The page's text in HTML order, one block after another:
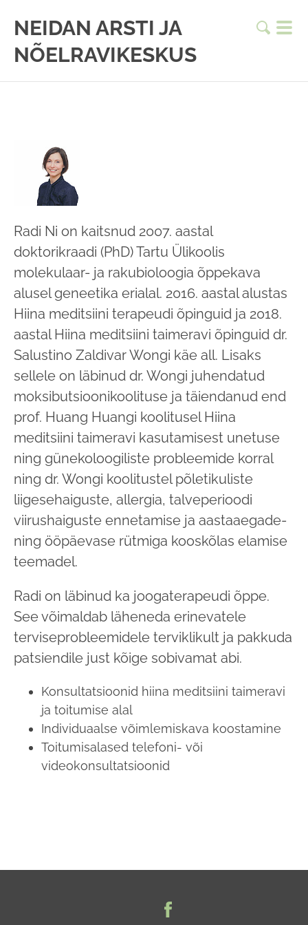
NEIDAN ARSTI JA
NÕELRAVIKESKUS
Radi Ni on kaitsnud 2007. aastal
doktorikraadi (PhD) Tartu Ülikoolis
molekulaar- ja rakubioloogia õppekava
alusel geneetika erialal. 2016. aastal alustas
Hiina meditsiini terapeudi õpinguid ja 2018.
aastal Hiina meditsiini taimeravi õpinguid dr.
Salustino Zaldivar Wongi käe all. Lisaks
sellele on läbinud dr. Wongi juhendatud
moksibutsioonikoolituse ja täiendanud end
prof. Huang Huangi koolitusel Hiina
meditsiini taimeravi kasutamisest unetuse
ning günekoloogiliste probleemide korral
ning dr. Wongi koolitustel põletikuliste
liigesehaiguste, allergia, talveperioodi
viirushaiguste ennetamise ja aastaaegade-
ning ööpäevase rütmiga kooskõlas elamise
teemadel.
Radi on läbinud ka joogaterapeudi õppe.
See võimaldab läheneda erinevatele
terviseprobleemidele terviklikult ja pakkuda
patsiendile just kõige sobivamat abi.
Konsultatsioonid hiina meditsiini taimeravi
ja toitumise alal
Individuaalse võimlemiskava koostamine
Toitumisalased telefoni- või
videokonsultatsioonid